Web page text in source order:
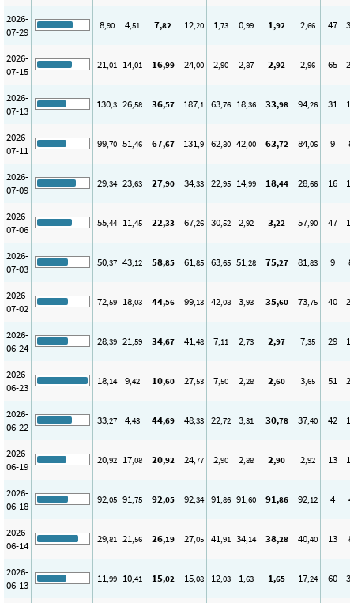
2026-
07-29
8,90 4,51 7,82 12,20 1,73 0,99 1,92 2,66 47
2026-
07-15
21,01 14,01 16,99 24,00 2,90 2,87 2,92 2,96 65
2026-
07-13
130,3 26,58 36,57 187,1 63,76 18,36 33,98 94,26 31
2026-
07-11
99,70 51,46 67,67 131,9 62,80 42,00 63,72 84,06 9 8
2026-
07-09
29,34 23,63 27,90 34,33 22,95 14,99 18,44 28,66 16
2026-
07-06
55,44 11,45 22,33 67,26 30,52 2,92 3,22 57,90 47
2026-
07-03
50,37 43,12 58,85 61,85 63,65 51,28 75,27 81,83 9 8
2026-
07-02
72,59 18,03 44,56 99,13 42,08 3,93 35,60 73,75 40
2026-
06-24
28,39 21,59 34,67 41,48 7,11 2,73 2,97 7,35 29
2026-
06-23
18,14 9,42 10,60 27,53 7,50 2,28 2,60 3,65 51
2026-
06-22
33,27 4,43 44,69 48,33 22,72 3,31 30,78 37,40 42
2026-
06-19
20,92 17,08 20,92 24,77 2,90 2,88 2,90 2,92 13
2026-
06-18
92,05 91,75 92,05 92,34 91,86 91,60 91,86 92,12 4 4
2026-
06-14
29,81 21,56 26,19 27,05 41,91 34,14 38,28 40,40 13 8
2026-
06-13
11,99 10,41 15,02 15,08 12,03 1,63 1,65 17,24 60